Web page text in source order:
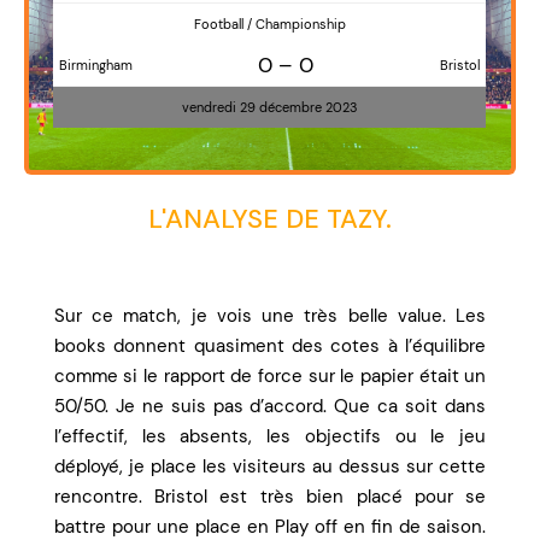
Football / Championship
Birmingham 0 – 0 Bristol
vendredi 29 décembre 2023
L'ANALYSE DE TAZY.
Sur ce match, je vois une très belle value. Les
books donnent quasiment des cotes à l’équilibre
comme si le rapport de force sur le papier était un
50/50. Je ne suis pas d’accord. Que ca soit dans
l’effectif, les absents, les objectifs ou le jeu
déployé, je place les visiteurs au dessus sur cette
rencontre. Bristol est très bien placé pour se
battre pour une place en Play off en fin de saison.